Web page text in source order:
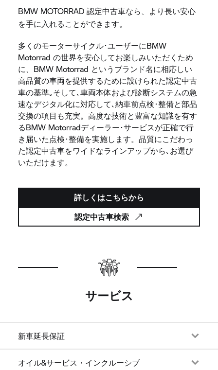
BMW MOTORRAD 認定中古車なら、より長い安心
を手に入れることができます。
多くのモーターサイクル･ユーザーにBMW
Motorrad の世界を安心してお楽しみいただくため
に、BMW Motorrad というブランド名に相応しい
高品質の車両を提供するために設けられた認定中古
車の基準｡そして､車両本体および診断システムの急
速なデジタル化に対応して､納車前点検･整備と部品
交換の項目も充実。高度な技術と豊富な知識を有す
るBMW Motorradディーラー･サービスが正確で行
き届いた点検･整備を実施します。品質にこだわっ
た認定中古車をワイドなラインアップから､お選び
いただけます。
詳しくはこちらから
認定中古車検索
サービス
新車延長保証
オイル&サービス・インクルーシブ